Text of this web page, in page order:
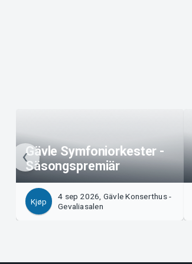
Gävle Symfoniorkester -
Säsongspremiär
Kjøp
4 sep 2026, Gävle Konserthus -
Gevaliasalen